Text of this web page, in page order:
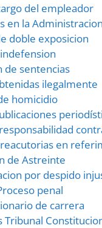
del empleador
en la
doble exposicion
de sentencias
ilegalmente
homicidio
en
de Astreinte
por despido
penal
de carrera
Tribunal